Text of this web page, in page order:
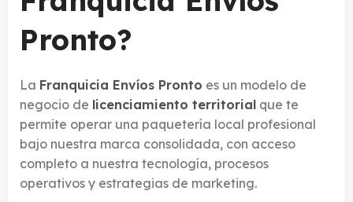
Pronto?
La Franquicia Envíos Pronto es un modelo de
negocio de licenciamiento territorial que te
permite operar una paquetería local profesional
bajo nuestra marca consolidada, con acceso
completo a nuestra tecnología, procesos
operativos y estrategias de marketing.